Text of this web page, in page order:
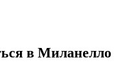
в Миланелло